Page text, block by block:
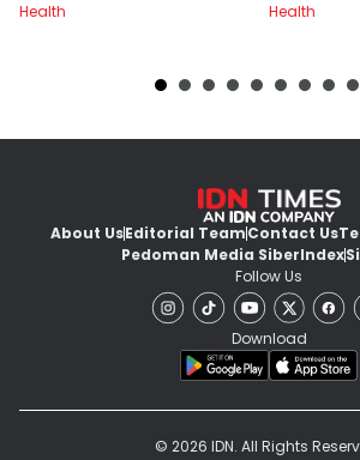
Health
Health
About UsEditorial TeamContact Us
Pedoman Media SiberIndex
Follow Us
Download
© 2026 IDN. All Rights